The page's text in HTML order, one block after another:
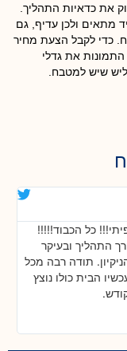
את כדאיות התהליך.
מתאים ולכן עדיף, גם
כדי לקבל הצעת מחיר
את גדלי
שיש למטבח.
כל הכבוד!!!!!
התהליך ובעיקר
תודה רבה מכל
הבית כולו נוצץ